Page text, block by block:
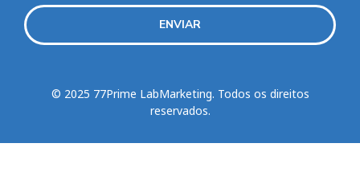
ENVIAR
© 2025 77Prime LabMarketing. Todos os direitos
reservados.